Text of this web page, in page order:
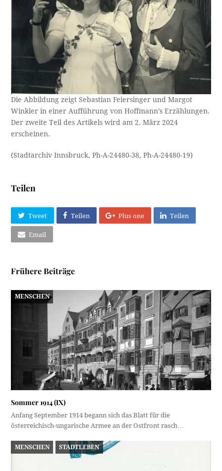
Die Abbildung zeigt Sebastian Feiersinger und Margot
Winkler in einer Aufführung von Hoffmann’s Erzählungen.
Der zweite Teil des Artikels wird am 2. März 2024
erscheinen.
(Stadtarchiv Innsbruck, Ph-A-24480-38, Ph-A-24480-19)
Teilen
Tweet Teilen Plus one Teilen
Email
Frühere Beiträge
MENSCHEN
Sommer 1914 (IX)
Anfang September 1914 begann sich das Blatt für die
österreichisch-ungarische Armee an der Ostfront rasch…
MENSCHEN STADTLEBEN